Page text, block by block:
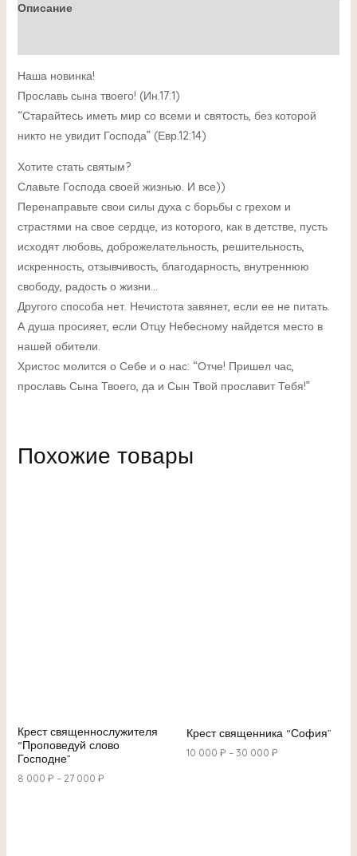
Описание
Наша новинка!
Прославь сына твоего! (Ин.17:1)
“Старайтесь иметь мир со всеми и святость, без которой
никто не увидит Господа” (Евр.12:14)
Хотите стать святым?
Славьте Господа своей жизнью. И все))
Перенаправьте свои силы духа с борьбы с грехом и
страстями на свое сердце, из которого, как в детстве, пусть
исходят любовь, доброжелательность, решительность,
искренность, отзывчивость, благодарность, внутреннюю
свободу, радость о жизни…
Другого способа нет. Нечистота завянет, если ее не питать.
А душа просияет, если Отцу Небесному найдется место в
нашей обители.
Христос молится о Себе и о нас: “Отче! Пришел час,
прославь Сына Твоего, да и Сын Твой прославит Тебя!”
Похожие товары
Крест священнослужителя
“Проповедуй слово
Господне”
8 000 ₽ –27 000 ₽
Крест священника “София”
10 000 ₽ –30 000 ₽